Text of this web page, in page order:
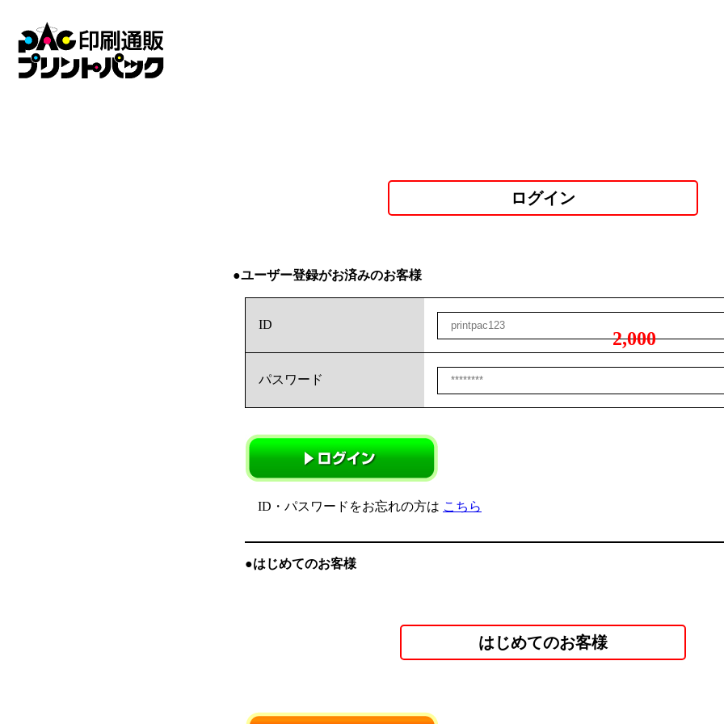
ログイン
●ユーザー登録がお済みのお客様
ID
パスワード
ID・パスワードをお忘れの方は こちら
●はじめてのお客様
はじめてのお客様
2,000